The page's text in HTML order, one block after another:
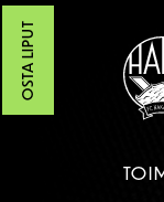
OSTA LIPUT